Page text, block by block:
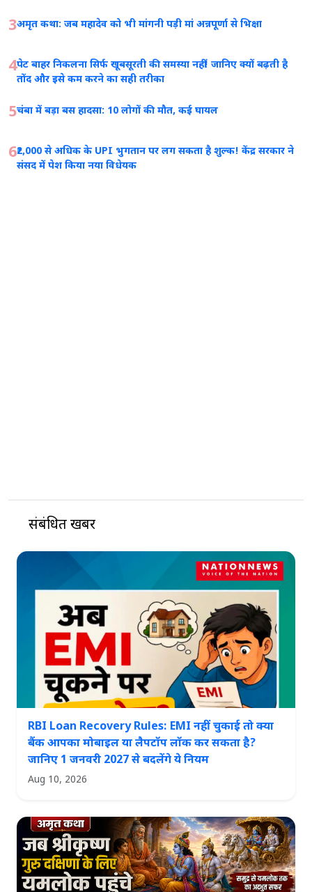
3अमृत कथा: जब महादेव को भी मांगनी पड़ी मां अन्नपूर्णा से भिक्षा
4पेट बाहर निकलना सिर्फ खूबसूरती की समस्या नहीं! जानिए क्यों बढ़ती है
तोंद और इसे कम करने का सही तरीका
5चंबा में बड़ा बस हादसा: 10 लोगों की मौत, कई घायल
6₹2,000 से अधिक के UPI भुगतान पर लग सकता है शुल्क! केंद्र सरकार ने
संसद में पेश किया नया विधेयक
संबंधित खबरें
RBI Loan Recovery Rules: EMI नहीं चुकाई तो क्या
बैंक आपका मोबाइल या लैपटॉप लॉक कर सकता है?
जानिए 1 जनवरी 2027 से बदलेंगे ये नियम
Aug 10, 2026